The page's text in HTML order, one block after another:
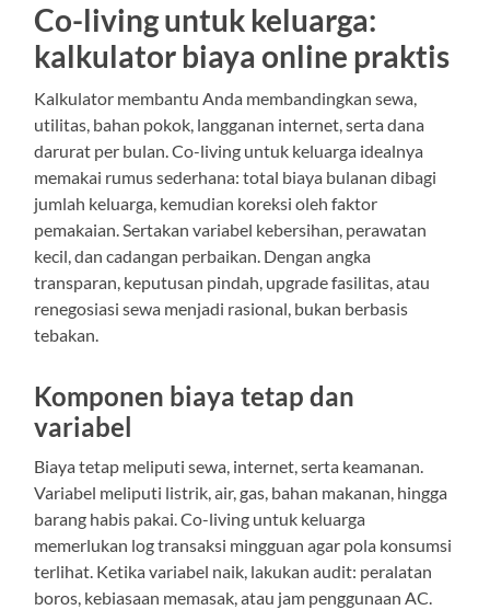
Co-living untuk keluarga:
kalkulator biaya online praktis
Kalkulator membantu Anda membandingkan sewa,
utilitas, bahan pokok, langganan internet, serta dana
darurat per bulan. Co-living untuk keluarga idealnya
memakai rumus sederhana: total biaya bulanan dibagi
jumlah keluarga, kemudian koreksi oleh faktor
pemakaian. Sertakan variabel kebersihan, perawatan
kecil, dan cadangan perbaikan. Dengan angka
transparan, keputusan pindah, upgrade fasilitas, atau
renegosiasi sewa menjadi rasional, bukan berbasis
tebakan.
Komponen biaya tetap dan
variabel
Biaya tetap meliputi sewa, internet, serta keamanan.
Variabel meliputi listrik, air, gas, bahan makanan, hingga
barang habis pakai. Co-living untuk keluarga
memerlukan log transaksi mingguan agar pola konsumsi
terlihat. Ketika variabel naik, lakukan audit: peralatan
boros, kebiasaan memasak, atau jam penggunaan AC.